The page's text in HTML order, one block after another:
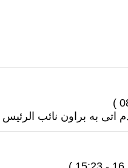
به براون نائب الرئيس